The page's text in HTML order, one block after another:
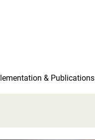
& Publications